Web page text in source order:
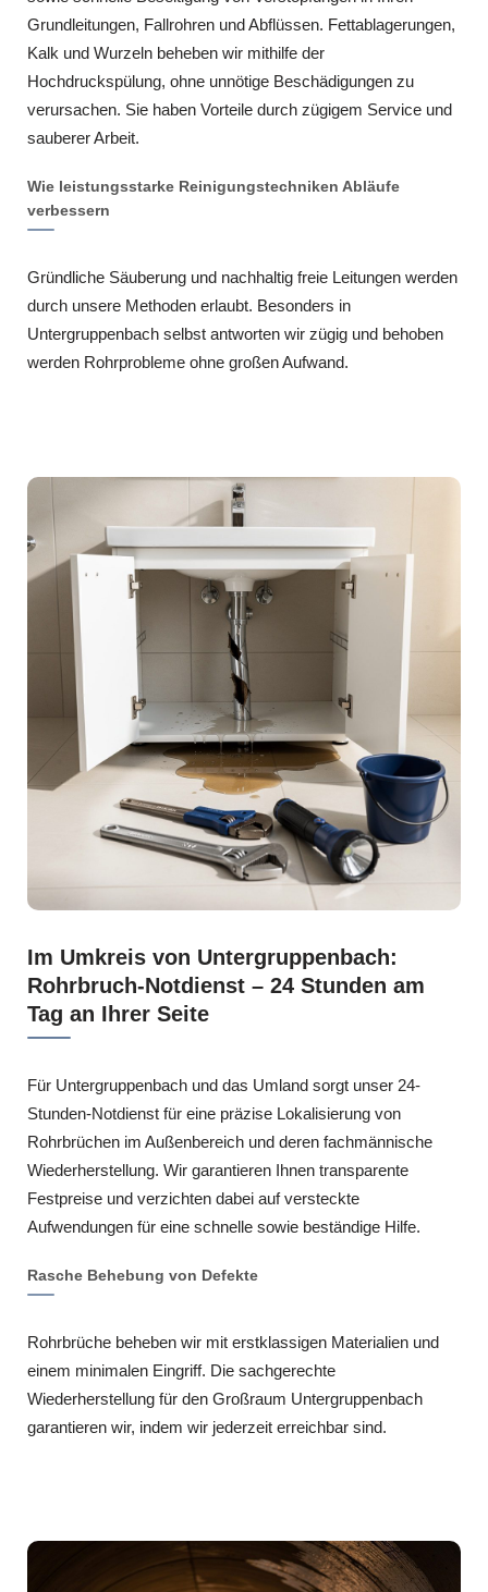
Grundleitungen, Fallrohren und Abflüssen. Fettablagerungen,
Kalk und Wurzeln beheben wir mithilfe der
Hochdruckspülung, ohne unnötige Beschädigungen zu
verursachen. Sie haben Vorteile durch zügigem Service und
sauberer Arbeit.
Wie leistungsstarke Reinigungstechniken Abläufe
verbessern
Gründliche Säuberung und nachhaltig freie Leitungen werden
durch unsere Methoden erlaubt. Besonders in
Untergruppenbach selbst antworten wir zügig und behoben
werden Rohrprobleme ohne großen Aufwand.
Im Umkreis von Untergruppenbach:
Rohrbruch-Notdienst – 24 Stunden am
Tag an Ihrer Seite
Für Untergruppenbach und das Umland sorgt unser 24-
Stunden-Notdienst für eine präzise Lokalisierung von
Rohrbrüchen im Außenbereich und deren fachmännische
Wiederherstellung. Wir garantieren Ihnen transparente
Festpreise und verzichten dabei auf versteckte
Aufwendungen für eine schnelle sowie beständige Hilfe.
Rasche Behebung von Defekte
Rohrbrüche beheben wir mit erstklassigen Materialien und
einem minimalen Eingriff. Die sachgerechte
Wiederherstellung für den Großraum Untergruppenbach
garantieren wir, indem wir jederzeit erreichbar sind.